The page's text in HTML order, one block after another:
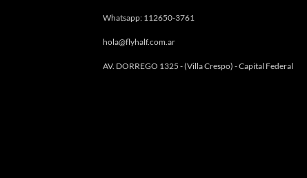
Whatsapp: 112650-3761
hola@flyhalf.com.ar
AV. DORREGO 1325 - (Villa Crespo) - Capital Federal